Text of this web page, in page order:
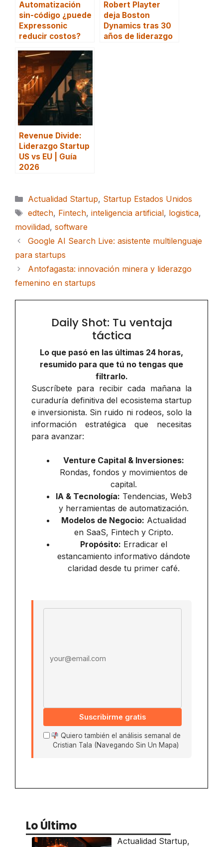
Automatización
sin-código ¿puede
Expressonic
reducir costos?
Robert Playter
deja Boston
Dynamics tras 30
años de liderazgo
Revenue Divide:
Liderazgo Startup
US vs EU | Guía
2026
Categorías
Actualidad Startup, Startup Estados Unidos
Etiquetas
edtech, Fintech, inteligencia artificial, logistica,
movilidad, software
Google AI Search Live: asistente multilenguaje
para startups
Antofagasta: innovación minera y liderazgo
femenino en startups
Daily Shot: Tu ventaja
táctica
Lo que pasó en las últimas 24 horas,
resumido para que tú no tengas que
filtrarlo.
Suscríbete para recibir cada mañana la
curaduría definitiva del ecosistema startup
e inversionista. Sin ruido ni rodeos, solo la
información estratégica que necesitas
para avanzar:
Venture Capital & Inversiones:
Rondas, fondos y movimientos de
capital.
IA & Tecnología: Tendencias, Web3
y herramientas de automatización.
Modelos de Negocio: Actualidad
en SaaS, Fintech y Cripto.
Propósito: Erradicar el
estancamiento informativo dándote
claridad desde tu primer café.
Suscribirme gratis
Quiero también el análisis semanal de
Cristian Tala (Navegando Sin Un Mapa)
Lo Último
Actualidad Startup,